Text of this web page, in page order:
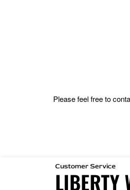
Please feel free to
Customer Service
LIBERTY